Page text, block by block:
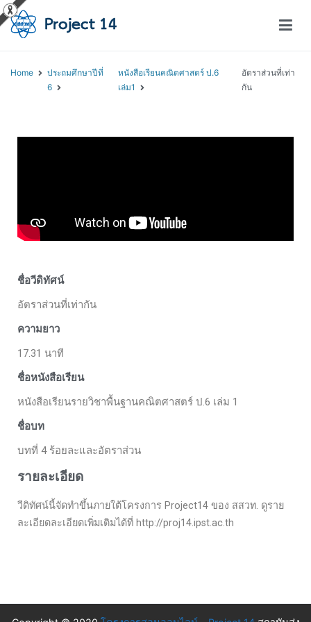
Home
ประถมศึกษาปีที่
6
หนังสือเรียนคณิตศาสตร์ ป.6
เล่ม1
อัตราส่วนที่เท่า
กัน
ชื่อวีดิทัศน์
อัตราส่วนที่เท่ากัน
ความยาว
17.31 นาที
ชื่อหนังสือเรียน
หนังสือเรียนรายวิชาพื้นฐานคณิตศาสตร์ ป.6 เล่ม 1
ชื่อบท
บทที่ 4 ร้อยละและอัตราส่วน
รายละเอียด
วีดิทัศน์นี้จัดทำขึ้นภายใต้โครงการ Project14 ของ สสวท. ดูราย
ละเอียดละเอียดเพิ่มเติมได้ที่ http://proj14.ipst.ac.th